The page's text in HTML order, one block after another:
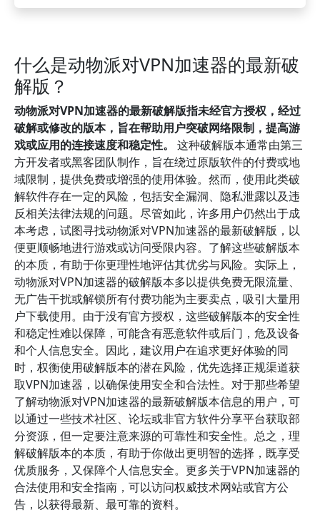
什么是动物派对VPN加速器的最新破
解版？
动物派对VPN加速器的最新破解版指未经官方授权，经过
破解或修改的版本，旨在帮助用户突破网络限制，提高游
戏或应用的连接速度和稳定性。
这种破解版本通常由第三
方开发者或黑客团队制作，旨在绕过原版软件的付费或地
域限制，提供免费或增强的使用体验。然而，使用此类破
解软件存在一定的风险，包括安全漏洞、隐私泄露以及违
反相关法律法规的问题。尽管如此，许多用户仍然出于成
本考虑，试图寻找动物派对VPN加速器的最新破解版，以
便更顺畅地进行游戏或访问受限内容。了解这些破解版本
的本质，有助于你更理性地评估其优劣与风险。实际上，
动物派对VPN加速器的破解版本多以提供免费无限流量、
无广告干扰或解锁所有付费功能为主要卖点，吸引大量用
户下载使用。由于没有官方授权，这些破解版本的安全性
和稳定性难以保障，可能含有恶意软件或后门，危及设备
和个人信息安全。因此，建议用户在追求更好体验的同
时，权衡使用破解版本的潜在风险，优先选择正规渠道获
取VPN加速器，以确保使用安全和合法性。对于那些希望
了解动物派对VPN加速器的最新破解版本信息的用户，可
以通过一些技术社区、论坛或非官方软件分享平台获取部
分资源，但一定要注意来源的可靠性和安全性。总之，理
解破解版本的本质，有助于你做出更明智的选择，既享受
优质服务，又保障个人信息安全。更多关于VPN加速器的
合法使用和安全指南，可以访问权威技术网站或官方公
告，以获得最新、最可靠的资料。